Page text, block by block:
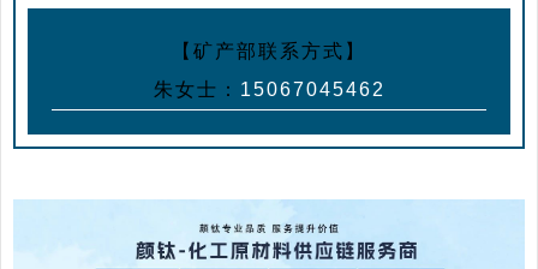
【矿产部联系方式】
朱女士： 15067045462